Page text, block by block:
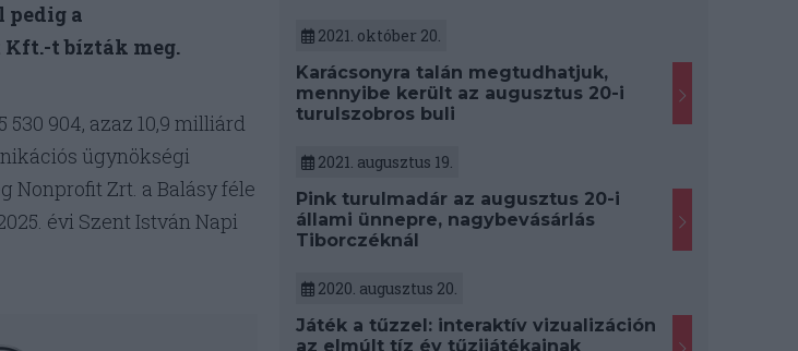
pedig a
Kft.-t bízták meg.
530 904, azaz 10,9 milliárd
ügynökségi
Nonprofit Zrt. a Balásy féle
évi Szent István Napi
2021. október 20.
Karácsonyra talán megtudhatjuk,
mennyibe került az augusztus 20-i
turulszobros buli
2021. augusztus 19.
Pink turulmadár az augusztus 20-i
állami ünnepre, nagybevásárlás
Tiborczéknál
2020. augusztus 20.
Játék a tűzzel: interaktív vizualizáción
az elmúlt tíz év tűzijátékainak